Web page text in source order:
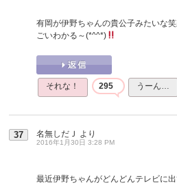
有岡が伊野ちゃんの貴公子みたいな
ごいわかる～(*^^*)
それな！ 295 うーん…
37 名無しだＪ より
2016年1月30日 3:28 PM
最近伊野ちゃんがどんどんテレビに